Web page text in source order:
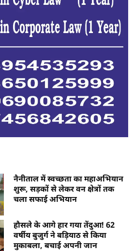
नैनीताल में स्वच्छता का महाअभियान
शुरू, सड़कों से लेकर वन क्षेत्रों तक
चला सफाई अभियान
हौसले के आगे हार गया तेंदुआ! 62
वर्षीय बुजुर्ग ने बड़ियाठ से किया
मुकाबला, बचाई अपनी जान